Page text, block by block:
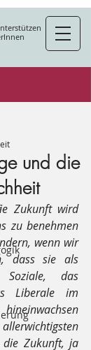
und die
Zukunft wird
zu benehmen
wenn wir
dass sie als
das
Liberale im
die Zukunft, ja